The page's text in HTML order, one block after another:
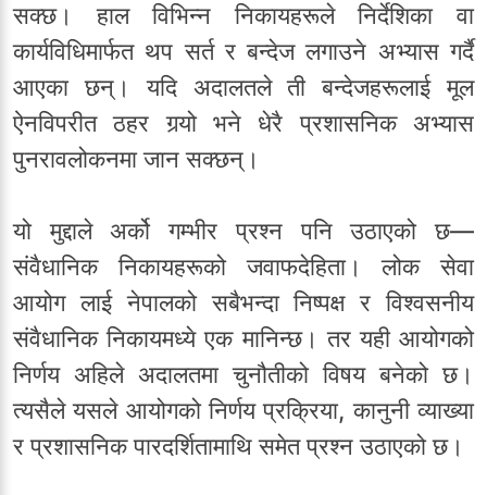
सक्छ। हाल विभिन्न निकायहरूले निर्देशिका वा
कार्यविधिमार्फत थप सर्त र बन्देज लगाउने अभ्यास गर्दै
आएका छन्। यदि अदालतले ती बन्देजहरूलाई मूल
ऐनविपरीत ठहर गर्‍यो भने धेरै प्रशासनिक अभ्यास
पुनरावलोकनमा जान सक्छन्।
यो मुद्दाले अर्को गम्भीर प्रश्न पनि उठाएको छ—
संवैधानिक निकायहरूको जवाफदेहिता। लोक सेवा
आयोग लाई नेपालको सबैभन्दा निष्पक्ष र विश्वसनीय
संवैधानिक निकायमध्ये एक मानिन्छ। तर यही आयोगको
निर्णय अहिले अदालतमा चुनौतीको विषय बनेको छ।
त्यसैले यसले आयोगको निर्णय प्रक्रिया, कानुनी व्याख्या
र प्रशासनिक पारदर्शितामाथि समेत प्रश्न उठाएको छ।